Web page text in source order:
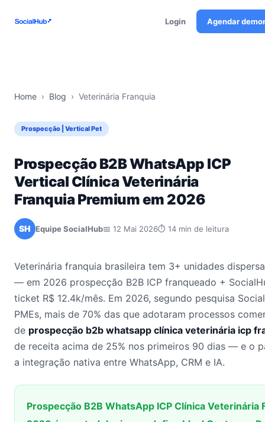
Login Agendar
Home › Blog › Veterinária Franquia
Prospecção | Vertical Pet
Prospecção B2B WhatsApp ICP
Vertical Clínica Veterinária
Franquia Premium em 2026
SH Equipe SocialHub📅 12 Mai 2026⏱ 14 min de leitura
Veterinária franquia brasileira tem 3+ unidades
— em 2026 prospecção B2B ICP franqueado +
ticket R$ 12.4k/mês. Em 2026, segundo pesquisa
PMEs, mais de 70% das que adotaram processos
de prospecção b2b whatsapp clínica veterinária icp
de receita acima de 25% nos primeiros 90 dias — e o
a integração nativa entre WhatsApp, CRM e IA.
Prospecção B2B WhatsApp ICP Clínica Veterinária